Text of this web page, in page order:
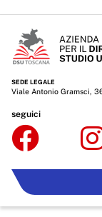
Servizi erogati
Pagamenti
Opere
Informazioni
Interventi
SEDE LEGALE
Viale Antonio Gramsci,
seguici